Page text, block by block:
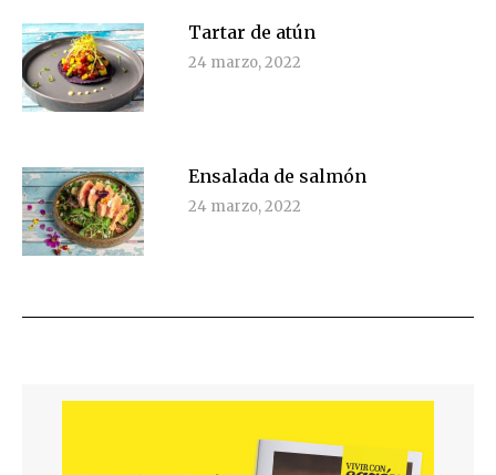
Tartar de atún
24 marzo, 2022
Ensalada de salmón
24 marzo, 2022